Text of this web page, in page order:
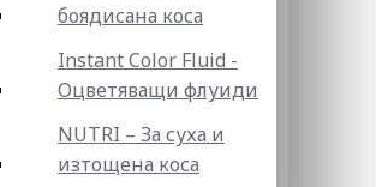
боядисана коса
Instant Color Fluid -
Оцветяващи флуиди
NUTRI – За суха и
изтощена коса